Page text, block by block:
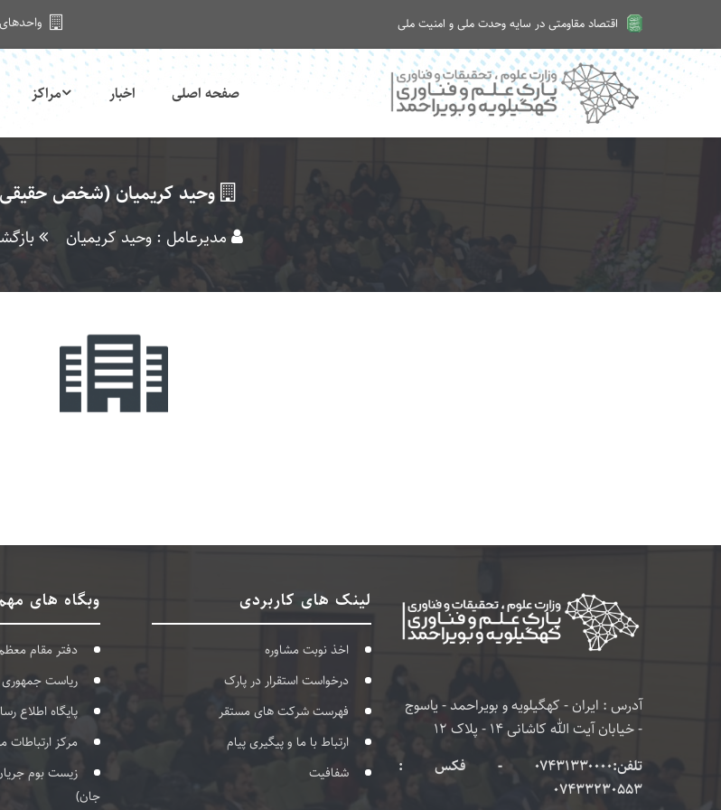
اقتصاد مقاومتی در سایه وحدت ملی و امنیت ملی
امروز پنجشنبه ۱۵ مرداد ۱۴۰۵
صفحه اصلی اخبار مراکز
وحید کریمیان (شخص
مدیرعامل : وحید کریمیان
آدرس : ایران - کهگیلویه و بویراحمد - یاسوج
- خیابان آیت الله کاشانی 14 - پلاک 12
تلفن:۰۷۴۳۱۳۳۰۰۰۰ - فکس :
07433230553
لینک های کاربردی
اخذ نوبت مشاوره
درخواست استقرار در پارک
فهرست شرکت های مستقر
ارتباط با ما و پیگیری پیام
شفافیت
وبگاه های
دفتر مقام
ریاست جمهوری
پایگاه اطلاع
مرکز
زیست بوم
جان)